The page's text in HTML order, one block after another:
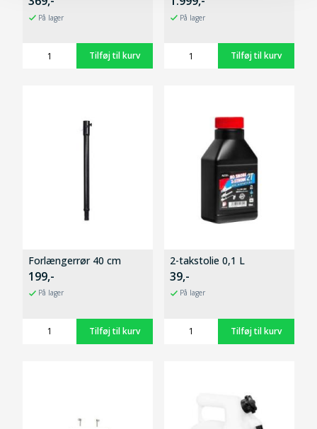
På lager På lager
Forlængerrør 40 cm
199,-
På lager
2-takstolie 0,1 L
39,-
På lager